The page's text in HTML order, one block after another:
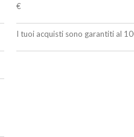
€
I tuoi acquisti sono garantiti al